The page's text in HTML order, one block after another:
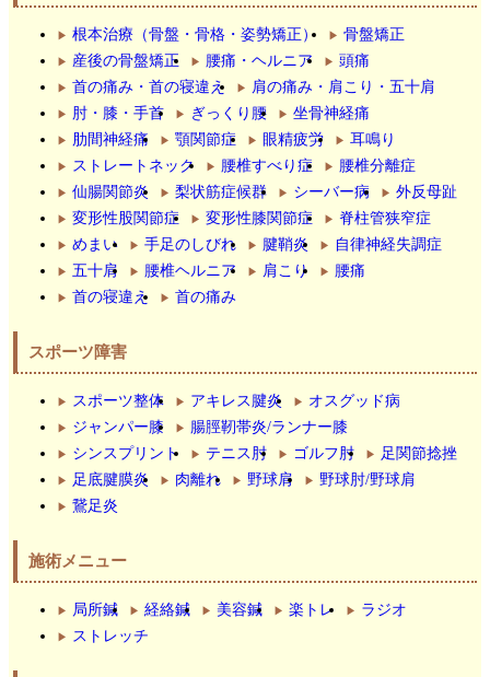
根本治療（骨盤・骨格・姿勢矯正）
骨盤矯正
産後の骨盤矯正
腰痛・ヘルニア
頭痛
首の痛み・首の寝違え
肩の痛み・肩こり・五十肩
肘・膝・手首
ぎっくり腰
坐骨神経痛
肋間神経痛
顎関節症 眼精疲労
耳鳴り
ストレートネック
腰椎すべり症
腰椎分離症
仙腸関節炎
梨状筋症候群 シーバー病
外反母趾
変形性股関節症
変形性膝関節症
脊柱管狭窄症
めまい
手足のしびれ 腱鞘炎
自律神経失調症
五十肩
腰椎ヘルニア 肩こり
腰痛
首の寝違え
首の痛み
スポーツ障害
スポーツ整体 アキレス腱炎
オスグッド病
ジャンパー膝
腸脛靭帯炎/ランナー膝
シンスプリント
テニス肘 ゴルフ肘
足関節捻挫
足底腱膜炎
肉離れ 野球肩
野球肘/野球肩
鵞足炎
施術メニュー
局所鍼 経絡鍼 美容鍼 楽トレ
ラジオ
ストレッチ